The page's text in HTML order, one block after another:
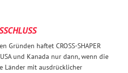
Gründen haftet CROSS-SHAPER
und Kanada nur dann, wenn die
Länder mit ausdrücklicher